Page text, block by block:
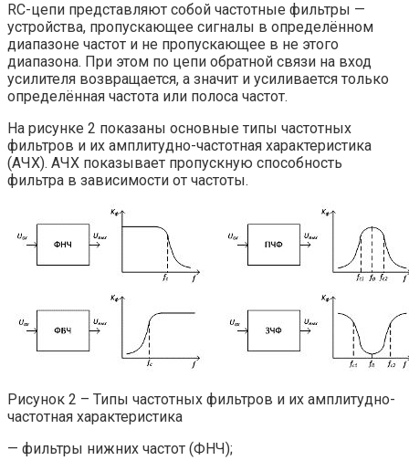
RC-цепи представляют собой частотные фильтры —
устройства, пропускающее сигналы в определённом
диапазоне частот и не пропускающее в не этого
диапазона. При этом по цепи обратной связи на вход
усилителя возвращается, а значит и усиливается только
определённая частота или полоса частот.
На рисунке 2 показаны основные типы частотных
фильтров и их амплитудно-частотная характеристика
(АЧХ). АЧХ показывает пропускную способность
фильтра в зависимости от частоты.
Рисунок 2 – Типы частотных фильтров и их амплитудно-
частотная характеристика
— фильтры нижних частот (ФНЧ);